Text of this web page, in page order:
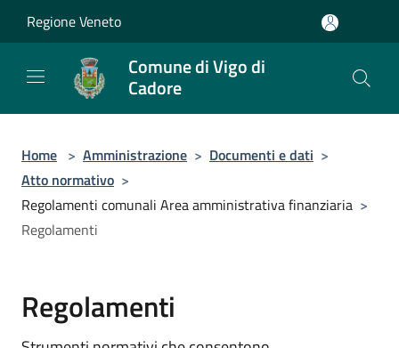
Regione Veneto
Comune di Vigo di
Cadore
Home > Amministrazione > Documenti e dati >
Atto normativo >
Regolamenti comunali Area amministrativa finanziaria >
Regolamenti
Regolamenti